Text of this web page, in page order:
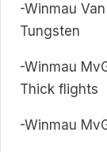
-Winmau
Tungsten
-Winmau
Thick flights
-Winmau